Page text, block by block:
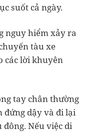
suốt cả ngày.
nguy hiểm xảy ra
tàu xe
các lời khuyên
tay chân thường
đứng dậy và đi lại
Nếu việc di